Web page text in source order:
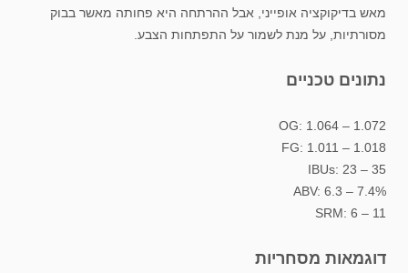
מאש בדיקוקציה אופייני, אבל ההרתחה היא פחותה מאשר בבוק
מסורתיות, על מנת לשמור על התפתחות הצבע.
נתונים טכניים
OG: 1.064 – 1.072
FG: 1.011 – 1.018
IBUs: 23 – 35
ABV: 6.3 – 7.4%
SRM: 6 – 11
דוגמאות מסחריות